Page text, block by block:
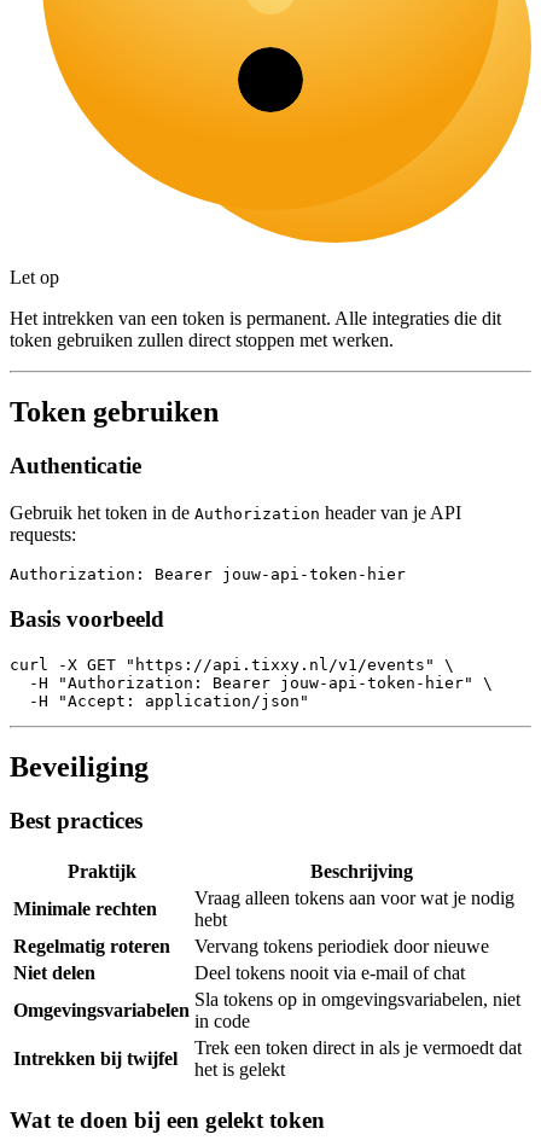
Let op
Het intrekken van een token is permanent. Alle integraties die dit
token gebruiken zullen direct stoppen met werken.
Token gebruiken
Authenticatie
Gebruik het token in de Authorization header van je API
requests:
Authorization: Bearer jouw-api-token-hier
Basis voorbeeld
curl -X GET "https://api.tixxy.nl/v1/events" \
  -H "Authorization: Bearer jouw-api-token-hier" \
  -H "Accept: application/json"
Beveiliging
Best practices
Praktijk
Beschrijving
Minimale rechten
Vraag alleen tokens aan voor wat je nodig
hebt
Regelmatig roteren
Vervang tokens periodiek door nieuwe
Niet delen
Deel tokens nooit via e-mail of chat
Omgevingsvariabelen
Sla tokens op in omgevingsvariabelen, niet
in code
Intrekken bij twijfel
Trek een token direct in als je vermoedt dat
het is gelekt
Wat te doen bij een gelekt token